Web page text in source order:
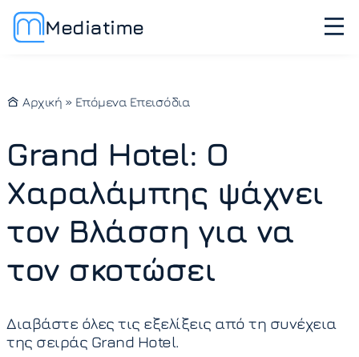
Mediatime
Αρχική » Επόμενα Επεισόδια
Grand Hotel: Ο
Χαραλάμπης ψάχνει
τον Βλάσση για να
τον σκοτώσει
Διαβάστε όλες τις εξελίξεις από τη συνέχεια
της σειράς Grand Hotel.